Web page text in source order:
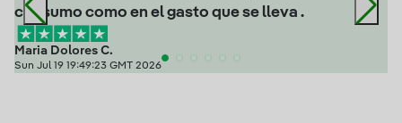
consumo como en el gasto que se lleva .
Maria Dolores C.
Sun Jul 19 19:49:23 GMT 2026